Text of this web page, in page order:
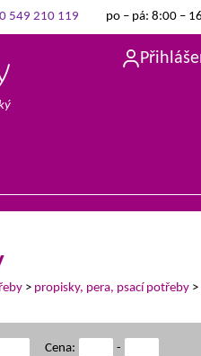
549 210 119 po – pá: 8:00 –
> propisky, pera, psací potřeby >
Cena: -